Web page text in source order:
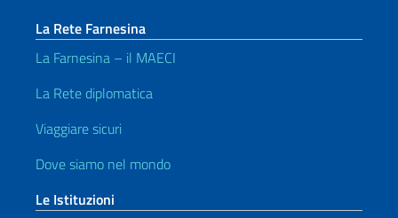
La Rete Farnesina
La Farnesina – il MAECI
La Rete diplomatica
Viaggiare sicuri
Dove siamo nel mondo
Le Istituzioni